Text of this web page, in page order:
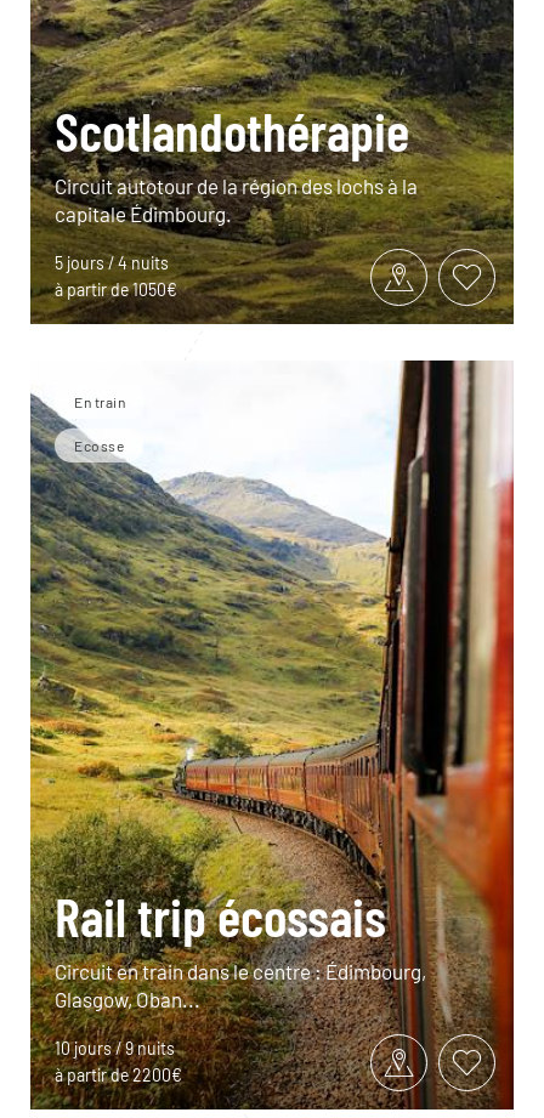
Scotlandothérapie
Circuit autotour de la région des lochs à la
capitale Édimbourg.
5 jours / 4 nuits
à partir de 1050€
En train
Ecosse
Rail trip écossais
Circuit en train dans le centre : Édimbourg,
Glasgow, Oban...
10 jours / 9 nuits
à partir de 2200€